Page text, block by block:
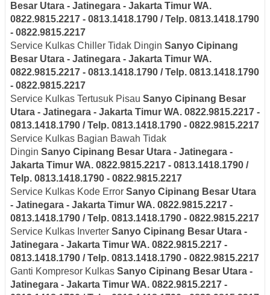
Besar Utara - Jatinegara - Jakarta Timur WA.
0822.9815.2217 - 0813.1418.1790 / Telp. 0813.1418.1790
- 0822.9815.2217
Service Kulkas Chiller Tidak Dingin Sanyo Cipinang
Besar Utara - Jatinegara - Jakarta Timur WA.
0822.9815.2217 - 0813.1418.1790 / Telp. 0813.1418.1790
- 0822.9815.2217
Service Kulkas Tertusuk Pisau Sanyo Cipinang Besar
Utara - Jatinegara - Jakarta Timur WA. 0822.9815.2217 -
0813.1418.1790 / Telp. 0813.1418.1790 - 0822.9815.2217
Service Kulkas Bagian Bawah Tidak
Dingin Sanyo Cipinang Besar Utara - Jatinegara -
Jakarta Timur WA. 0822.9815.2217 - 0813.1418.1790 /
Telp. 0813.1418.1790 - 0822.9815.2217
Service Kulkas Kode Error Sanyo Cipinang Besar Utara
- Jatinegara - Jakarta Timur WA. 0822.9815.2217 -
0813.1418.1790 / Telp. 0813.1418.1790 - 0822.9815.2217
Service Kulkas Inverter Sanyo Cipinang Besar Utara -
Jatinegara - Jakarta Timur WA. 0822.9815.2217 -
0813.1418.1790 / Telp. 0813.1418.1790 - 0822.9815.2217
Ganti Kompresor Kulkas Sanyo Cipinang Besar Utara -
Jatinegara - Jakarta Timur WA. 0822.9815.2217 -